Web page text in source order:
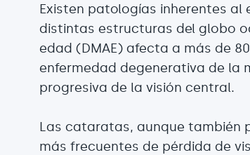
Existen patologías inherentes al
distintas estructuras del globo
edad (DMAE) afecta a más de
enfermedad degenerativa de la
progresiva de la visión central.
Las cataratas, aunque también
más frecuentes de pérdida de